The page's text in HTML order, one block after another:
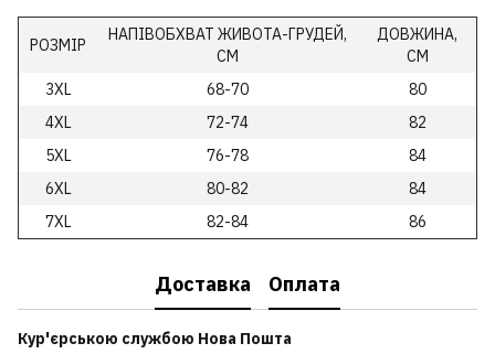
РОЗМІР
НАПІВОБХВАТ ЖИВОТА-ГРУДЕЙ,
СМ
ДОВЖИНА,
СМ
3XL
68-70
80
4XL
72-74
82
5XL
76-78
84
6XL
80-82
84
7XL
82-84 86
Доставка Оплата
Кур'єрською службою Нова Пошта